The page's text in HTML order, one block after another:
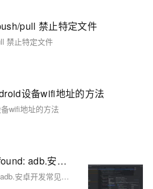
pull 禁止特定文件
禁止特定文件
设备wifi地址的方法
wifi地址的方法
X Android SDK file not found: adb.安卓开发常见问题-Android SDK 缺少 `adb`（Android Debug Bridge）-优雅草卓伊凡
X Android SDK file not found: adb.安卓开发常见问题-Android SDK 缺少 `adb`（Android Debug Bridge）-优雅草卓伊凡